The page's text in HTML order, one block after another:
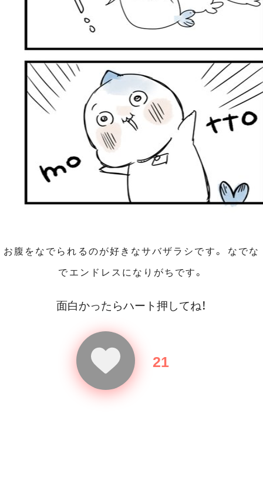
お腹をなでられるのが好きなサバザラシです。 なでな
でエンドレスになりがちです。
面白かったらハート押してね！
21